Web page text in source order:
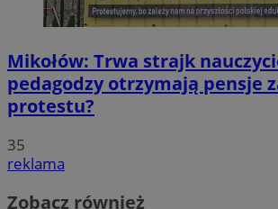
Mikołów: Trwa strajk
pedagodzy otrzymają pensje
protestu?
35
reklama
Zobacz również